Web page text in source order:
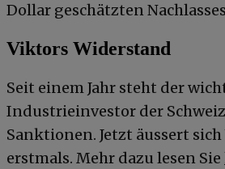
Dollar geschätzten
Viktors Widerstand
Seit einem Jahr steht der
Industrieinvestor der
Sanktionen. Jetzt äussert
erstmals. Mehr dazu lesen Sie